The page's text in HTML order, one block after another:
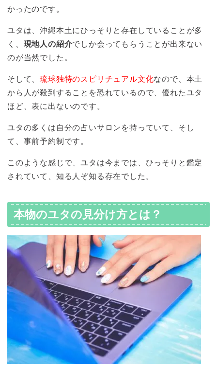
かったのです。
ユタは、沖縄本土にひっそりと存在していることが多
く、 現地人の紹介でしか会ってもらうことが出来ない
のが当然でした。
そして、琉球独特のスピリチュアル文化なので、本土
から人が殺到することを恐れているので、優れたユタ
ほど、表に出ないのです。
ユタの多くは自分の占いサロンを持っていて、そし
て、事前予約制です。
このような感じで、ユタは今までは、ひっそりと鑑定
されていて、知る人ぞ知る存在でした。
本物のユタの見分け方とは？